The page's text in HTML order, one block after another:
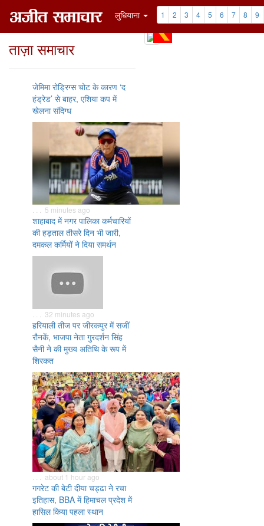
लुधियाना 1 2 3 4 5 6 7 8 9
ताज़ा समाचार
जेमिमा रोड्रिग्स चोट के कारण ‘द
हंड्रेड’ से बाहर, एशिया कप में
खेलना संदिग्ध
. . . 5 minutes ago
शाहाबाद में नगर पालिका कर्मचारियों
की हड़ताल तीसरे दिन भी जारी,
दमकल कर्मियों ने दिया समर्थन
. . . 32 minutes ago
हरियाली तीज पर जीरकपुर में सजीं
रौनकें, भाजपा नेता गुरदर्शन सिंह
सैनी ने की मुख्य अतिथि के रूप में
शिरकत
. . . about 1 hour ago
गगरेट की बेटी दीया चड्ढा ने रचा
इतिहास, BBA में हिमाचल प्रदेश में
हासिल किया पहला स्थान